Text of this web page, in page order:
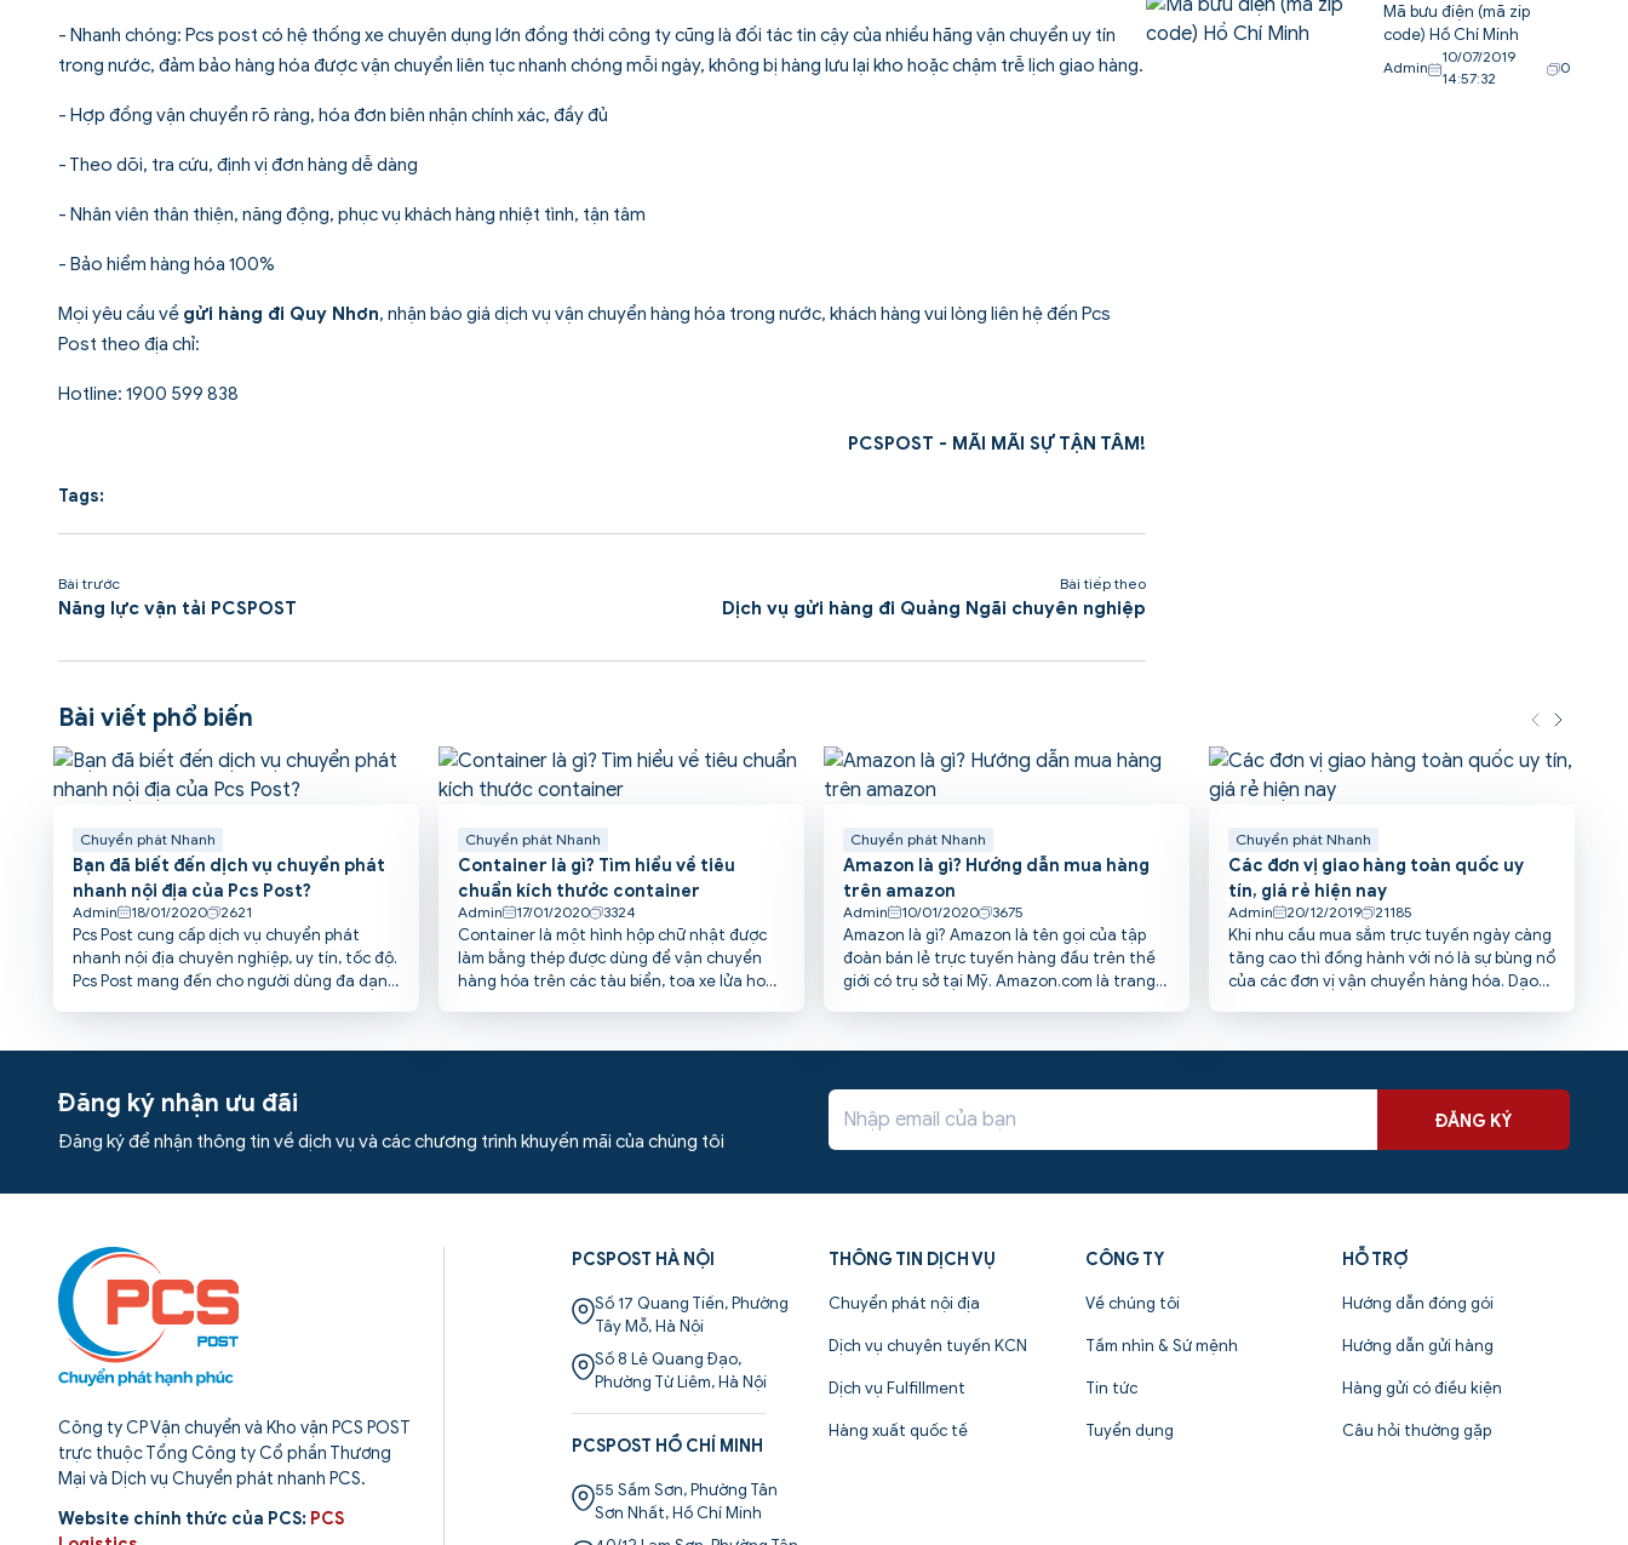
- Nhanh chóng: Pcs post có hệ thống xe chuyên dụng lớn đồng thời công ty cũng là đối tác tin cậy của nhiều hãng vận chuyển uy tín
trong nước, đảm bảo hàng hóa được vận chuyển liên tục nhanh chóng mỗi ngày, không bị hàng lưu lại kho hoặc chậm trễ lịch giao hàng.
- Hợp đồng vận chuyển rõ ràng, hóa đơn biên nhận chính xác, đầy đủ
- Theo dõi, tra cứu, định vị đơn hàng dễ dàng
- Nhân viên thân thiện, năng động, phục vụ khách hàng nhiệt tình, tận tâm
- Bảo hiểm hàng hóa 100%
Mọi yêu cầu về gửi hàng đi Quy Nhơn, nhận báo giá dịch vụ vận chuyển hàng hóa trong nước, khách hàng vui lòng liên hệ đến Pcs
Post theo địa chỉ:
Hotline: 1900 599 838
PCSPOST - MÃI MÃI SỰ TẬN TÂM!
Tags:
Bài trước
Năng lực vận tải PCSPOST
Bài tiếp theo
Dịch vụ gửi hàng đi Quảng Ngãi chuyên nghiệp
Mã bưu điện (mã zip
code) Hồ Chí Minh
Admin
10/07/2019
14:57:32
0
Bài viết phổ biến
Chuyển phát Nhanh
Bạn đã biết đến dịch vụ chuyển phát
nhanh nội địa của Pcs Post?
Admin 18/01/2020 2621
Pcs Post cung cấp dịch vụ chuyển phát
nhanh nội địa chuyên nghiệp, uy tín, tốc độ.
Pcs Post mang đến cho người dùng đa dạng
giúp tiết kiệm tối đa chi phí và thời gian vận
Chuyển phát Nhanh
Container là gì? Tìm hiểu về tiêu
chuẩn kích thước container
Admin 17/01/2020 3324
Container là một hình hộp chữ nhật được
làm bằng thép được dùng để vận chuyển
hàng hóa trên các tàu biển, toa xe lửa hoặc
viết này, Pcspost sẽ cùng các bạn đi tìm
Chuyển phát Nhanh
Amazon là gì? Hướng dẫn mua hàng
trên amazon
Admin 10/01/2020 3675
Amazon là gì? Amazon là tên gọi của tập
đoàn bán lẻ trực tuyến hàng đầu trên thế
giới có trụ sở tại Mỹ. Amazon.com là trang
với đầy đủ các mặt hàng phục vụ cuộc sống
Chuyển phát Nhanh
Các đơn vị giao hàng toàn quốc uy
tín, giá rẻ hiện nay
Admin 20/12/2019 21185
Khi nhu cầu mua sắm trực tuyến ngày càng
tăng cao thì đồng hành với nó là sự bùng nổ
của các đơn vị vận chuyển hàng hóa. Dạo
cung cấp đa dạng các loại hình dịch vụ
thành. Vậy đơn vị giao hàng toàn quốc uy
tín nào đang được đánh giá cao hiện nay?
Đăng ký nhận ưu đãi
Đăng ký để nhận thông tin về dịch vụ và các chương trình khuyến mãi của chúng tôi
ĐĂNG KÝ
Công ty CP Vận chuyển và Kho vận PCS POST
trực thuộc Tổng Công ty Cổ phần Thương
Mại và Dịch vụ Chuyển phát nhanh PCS.
Website chính thức của PCS: PCS
PCSPOST HÀ NỘI
Số 17 Quang Tiến, Phường
Tây Mỗ, Hà Nội
Số 8 Lê Quang Đạo,
Phường Từ Liêm, Hà Nội
PCSPOST HỒ CHÍ MINH
55 Sầm Sơn, Phường Tân
Sơn Nhất, Hồ Chí Minh
THÔNG TIN DỊCH VỤ
Chuyển phát nội địa
Dịch vụ chuyên tuyến KCN
Dịch vụ Fulfillment
Hàng xuất quốc tế
CÔNG TY
Về chúng tôi
Tầm nhìn & Sứ mệnh
Tin tức
Tuyển dụng
HỖ TRỢ
Hướng dẫn đóng gói
Hướng dẫn gửi hàng
Hàng gửi có điều kiện
Câu hỏi thường gặp